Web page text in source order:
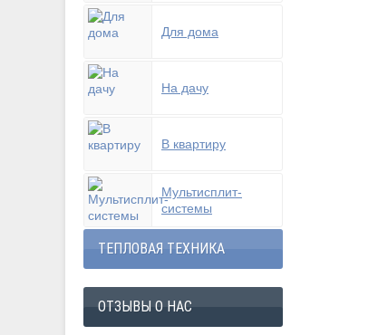
Для дома
На дачу
В квартиру
Мультисплит-
системы
ТЕПЛОВАЯ ТЕХНИКА
ОТЗЫВЫ О НАС